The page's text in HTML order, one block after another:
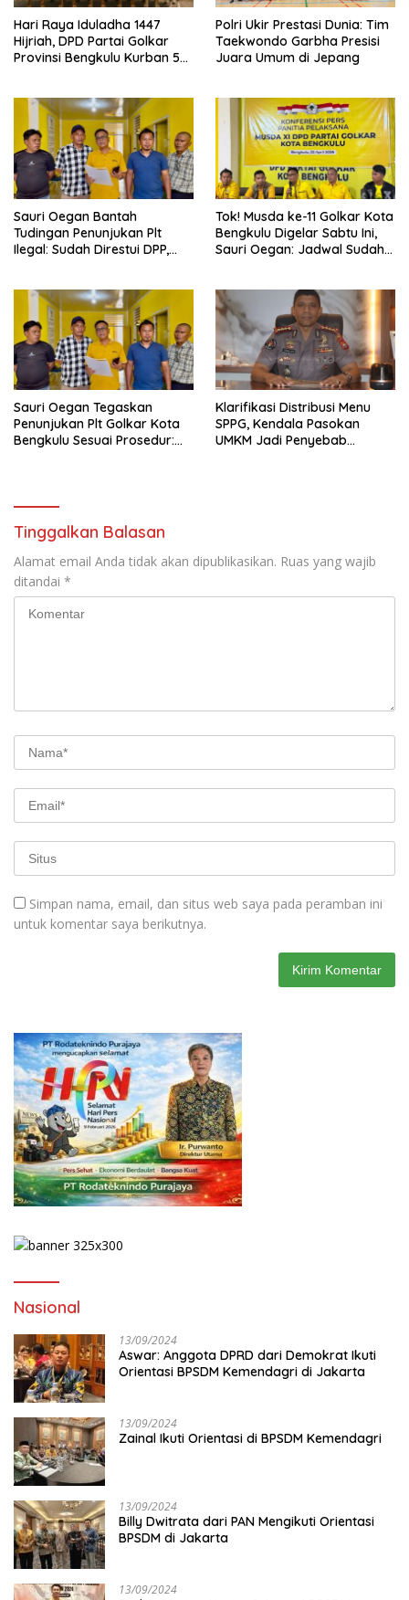
Hari Raya Iduladha 1447
Hijriah, DPD Partai Golkar
Provinsi Bengkulu Kurban 5
Polri Ukir Prestasi Dunia: Tim
Taekwondo Garbha Presisi
Juara Umum di Jepang
Sauri Oegan Bantah
Tudingan Penunjukan Plt
Ilegal: Sudah Direstui DPP,
‎Tok! Musda ke-11 Golkar Kota
Bengkulu Digelar Sabtu Ini,
Sauri Oegan: Jadwal Sudah
Sauri Oegan Tegaskan
Penunjukan Plt Golkar Kota
Bengkulu Sesuai Prosedur:
Klarifikasi Distribusi Menu
SPPG, Kendala Pasokan
UMKM Jadi Penyebab
Tinggalkan Balasan
Alamat email Anda tidak akan dipublikasikan. Ruas yang wajib
ditandai *
Simpan nama, email, dan situs web saya pada peramban ini
untuk komentar saya berikutnya.
Nasional
13/09/2024
Aswar: Anggota DPRD dari Demokrat Ikuti
Orientasi BPSDM Kemendagri di Jakarta
13/09/2024
Zainal Ikuti Orientasi di BPSDM Kemendagri
13/09/2024
Billy Dwitrata dari PAN Mengikuti Orientasi
BPSDM di Jakarta
13/09/2024